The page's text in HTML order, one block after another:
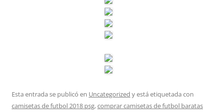
Esta entrada se publicó en Uncategorized y está etiquetada con
camisetas de futbol 2018 psg,comprar camisetas de futbol baratas